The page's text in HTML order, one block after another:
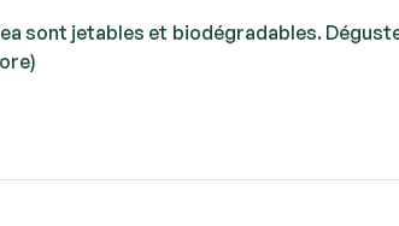
sont jetables et biodégradables.